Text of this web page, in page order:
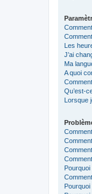
Les
J’ai
Ma
A quoi
Qu’est-
Lorsque